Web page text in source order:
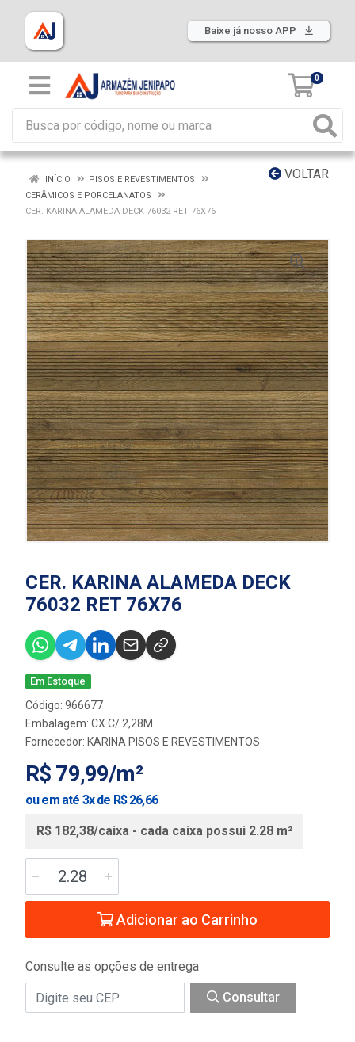
Baixe já nosso APP
0
VOLTAR
INÍCIO
PISOS E REVESTIMENTOS
CERÂMICOS E PORCELANATOS
CER. KARINA ALAMEDA DECK 76032 RET 76X76
CER. KARINA ALAMEDA DECK
76032 RET 76X76
Em Estoque
Código: 966677
Embalagem: CX C/ 2,28M
Fornecedor: KARINA PISOS E REVESTIMENTOS
R$ 79,99/m²
ou em até 3x de R$ 26,66
R$ 182,38/caixa - cada caixa possui 2.28 m²
Adicionar ao Carrinho
Consulte as opções de entrega
Consultar